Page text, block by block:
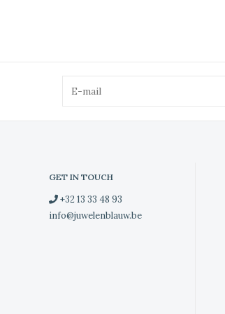
GET IN TOUCH
+32 13 33 48 93
info@juwelenblauw.be